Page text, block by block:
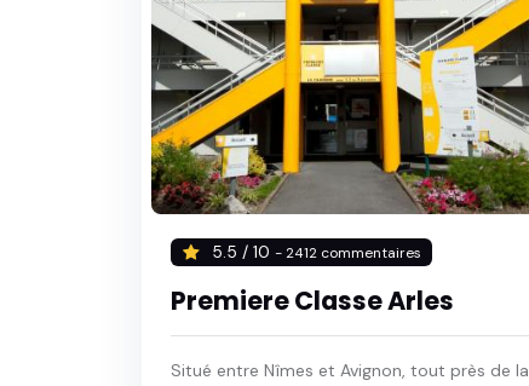
5.5 / 10 - 2412 commentaires
Premiere Classe Arles
Situé entre Nîmes et Avignon, tout près de la